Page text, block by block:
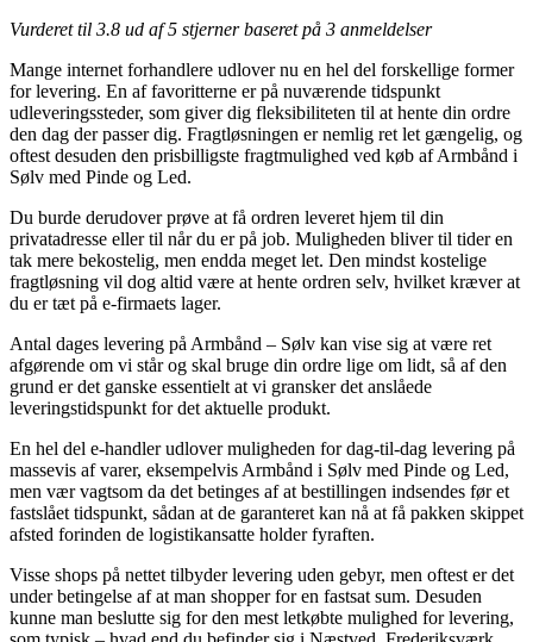
Vurderet til 3.8 ud af 5 stjerner baseret på 3 anmeldelser
Mange internet forhandlere udlover nu en hel del forskellige former
for levering. En af favoritterne er på nuværende tidspunkt
udleveringssteder, som giver dig fleksibiliteten til at hente din ordre
den dag der passer dig. Fragtløsningen er nemlig ret let gængelig, og
oftest desuden den prisbilligste fragtmulighed ved køb af Armbånd i
Sølv med Pinde og Led.
Du burde derudover prøve at få ordren leveret hjem til din
privatadresse eller til når du er på job. Muligheden bliver til tider en
tak mere bekostelig, men endda meget let. Den mindst kostelige
fragtløsning vil dog altid være at hente ordren selv, hvilket kræver at
du er tæt på e-firmaets lager.
Antal dages levering på Armbånd – Sølv kan vise sig at være ret
afgørende om vi står og skal bruge din ordre lige om lidt, så af den
grund er det ganske essentielt at vi gransker det anslåede
leveringstidspunkt for det aktuelle produkt.
En hel del e-handler udlover muligheden for dag-til-dag levering på
massevis af varer, eksempelvis Armbånd i Sølv med Pinde og Led,
men vær vagtsom da det betinges af at bestillingen indsendes før et
fastslået tidspunkt, sådan at de garanteret kan nå at få pakken skippet
afsted forinden de logistikansatte holder fyraften.
Visse shops på nettet tilbyder levering uden gebyr, men oftest er det
under betingelse af at man shopper for en fastsat sum. Desuden
kunne man beslutte sig for den mest letkøbte mulighed for levering,